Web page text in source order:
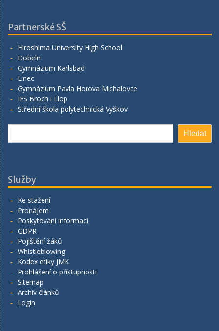
Partnerské SŠ
Hiroshima University High School
Döbeln
Gymnázium Karlsbad
Linec
Gymnázium Pavla Horova Michalovce
IES Broch i Llop
Střední škola polytechnická Vyškov
Hledat
Služby
Ke stažení
Pronájem
Poskytování informací
GDPR
Pojištění žáků
Whistleblowing
Kodex etiky JMK
Prohlášení o přístupnosti
Sitemap
Archiv článků
Login